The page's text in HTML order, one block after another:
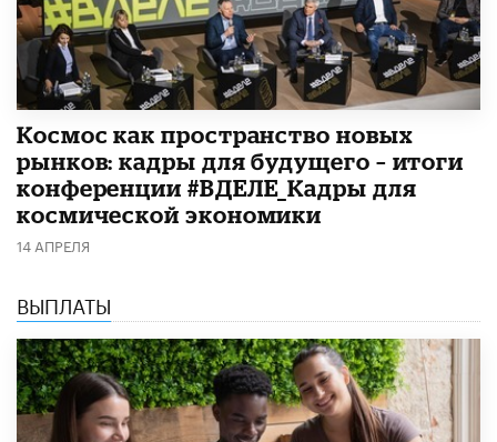
Космос как пространство новых
рынков: кадры для будущего – итоги
конференции #ВДЕЛЕ_Кадры для
космической экономики
14 АПРЕЛЯ
ВЫПЛАТЫ